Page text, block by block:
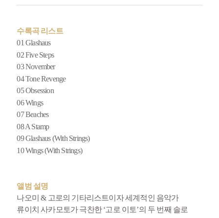
수록곡 리스트
01 Glashaus
02 Five Steps
03 November
04 Tone Revenge
05 Obsession
06 Wings
07 Beaches
08 A Stamp
09 Glashaus (With Strings)
10 Wings (With Strings)
앨범 설명
나오미 & 고로의 기타리스트이자 세계적인 음악가
류이치 사카모토가 극찬한 ‘고로 이토’의 두 번째 솔로